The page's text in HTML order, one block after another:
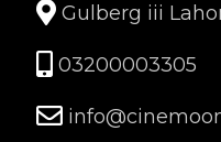
Gulberg iii
03200003305